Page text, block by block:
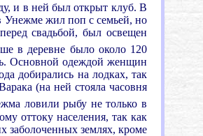
и в ней был открыт клуб. В
Унежме жил поп с семьей, но
свадьбой, был освещен
в деревне было около 120
Основной одеждой женщин
добирались на лодках, так
(на ней стояла часовня
ловили рыбу не только в
оттоку населения, так как
заболоченных землях, кроме